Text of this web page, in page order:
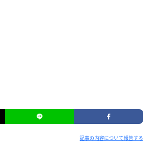
記事の内容について報告する